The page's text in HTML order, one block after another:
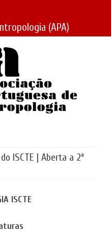
(APA)
ISCTE | Aberta a 2ª
ISCTE